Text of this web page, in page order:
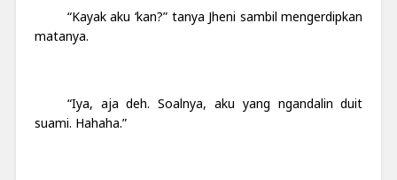
“Kayak aku ‘kan?” tanya Jheni sambil mengerdipkan
matanya.
“Iya, aja deh. Soalnya, aku yang ngandalin duit
suami. Hahaha.”